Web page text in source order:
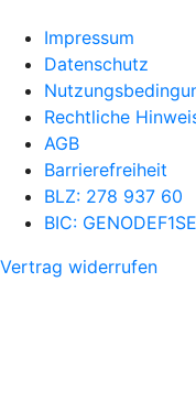
Impressum
Datenschutz
Rechtliche
AGB
Barrierefreiheit
BLZ: 278 937 60
BIC:
Vertrag widerrufen